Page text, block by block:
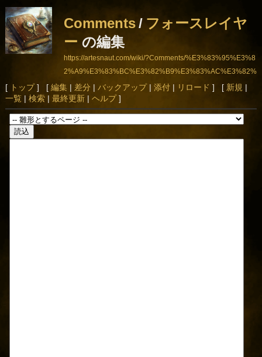
Comments/ フォースレイヤ
ー の編集
https://artesnaut.com/wiki/?Comments/%E3%83%95%E3%8
2%A9%E3%83%BC%E3%82%B9%E3%83%AC%E3%82%
A4%E3%83%A4%E3%83%BC
[ トップ] [ 編集| 差分 | バックアップ| 添付| リロード ] [ 新規 |
一覧| 検索| 最終更新| ヘルプ]